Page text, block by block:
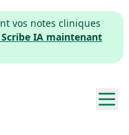
vos notes cliniques
Scribe IA maintenant